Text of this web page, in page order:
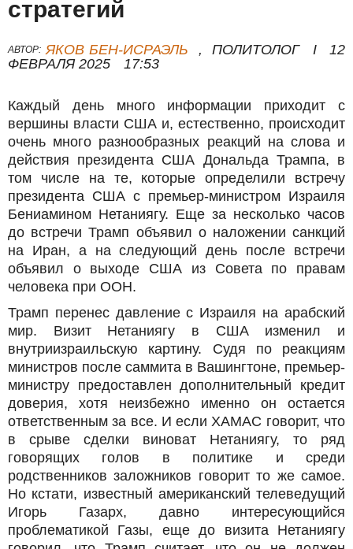
стратегий
АВТОР: ЯКОВ БЕН-ИСРАЭЛЬ , ПОЛИТОЛОГ I
12
ФЕВРАЛЯ 2025
17:53
Каждый день много информации приходит с
вершины власти США и, естественно, происходит
очень много разнообразных реакций на слова и
действия президента США Дональда Трампа, в
том числе на те, которые определили встречу
президента США c премьер-министром Израиля
Бениамином Нетаниягу. Еще за несколько часов
до встречи Трамп объявил о наложении санкций
на Иран, а на следующий день после встречи
объявил о выходе США из Совета по правам
человека при ООН.
Трамп перенес давление с Израиля на арабский
мир. Визит Нетаниягу в США изменил и
внутриизраильскую картину. Судя по реакциям
министров после саммита в Вашингтоне, премьер-
министру предоставлен дополнительный кредит
доверия, хотя неизбежно именно он остается
ответственным за все. И если ХАМАС говорит, что
в срыве сделки виноват Нетаниягу, то ряд
говорящих голов в политике и среди
родственников заложников говорит то же самое.
Но кстати, известный американский телеведущий
Игорь Газарх, давно интересующийся
проблематикой Газы, еще до визита Нетаниягу